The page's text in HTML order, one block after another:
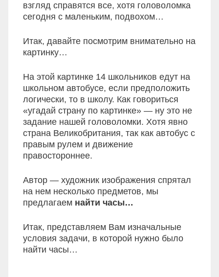
взгляд справятся все, хотя головоломка
сегодня с маленьким, подвохом…
Итак, давайте посмотрим внимательно на
картинку…
На этой картинке 14 школьников едут на
школьном автобусе, если предположить
логически, то в школу. Как говориться
«угадай страну по картинке» — ну это не
задание нашей головоломки. Хотя явно
страна Великобритания, так как автобус с
правым рулем и движение
правостороннее.
Автор — художник изображения спрятал
на нем несколько предметов, мы
предлагаем найти часы…
Итак, представляем Вам изначальные
условия задачи, в которой нужно было
найти часы…